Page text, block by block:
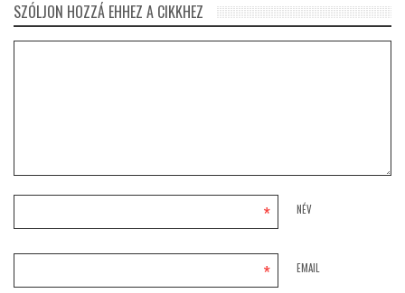
SZÓLJON HOZZÁ EHHEZ A CIKKHEZ
NÉV
*
EMAIL
*